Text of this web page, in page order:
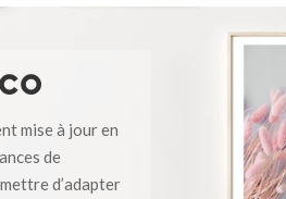
mise à jour en
de
d’adapter